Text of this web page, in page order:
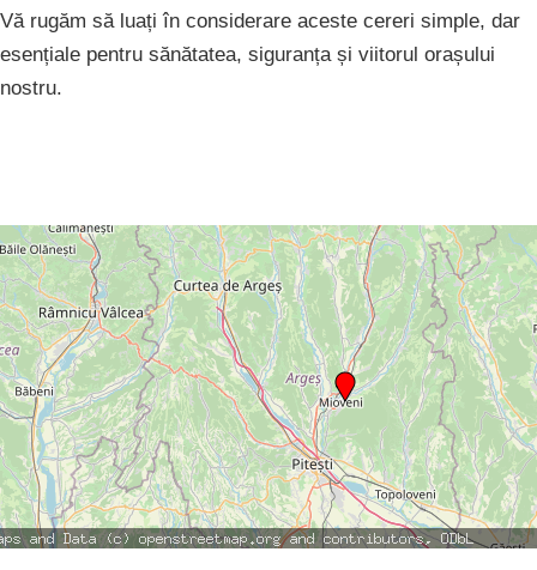
Vă rugăm să luați în considerare aceste cereri simple, dar
esențiale pentru sănătatea, siguranța și viitorul orașului
nostru.